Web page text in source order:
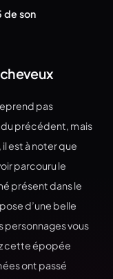
de son
cheveux
pas
du précédent, mais
est à noter que
parcouru le
présent dans le
d’une belle
personnages vous
cette épopée
ont passé